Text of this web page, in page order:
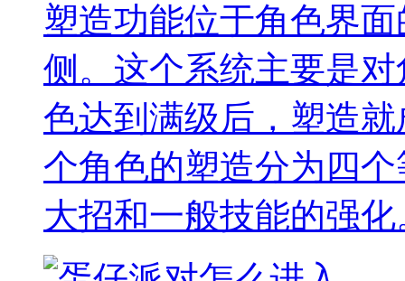
塑造功能位于角色界
侧。这个系统主要是
色达到满级后，塑造
个角色的塑造分为四
大招和一般技能的强化